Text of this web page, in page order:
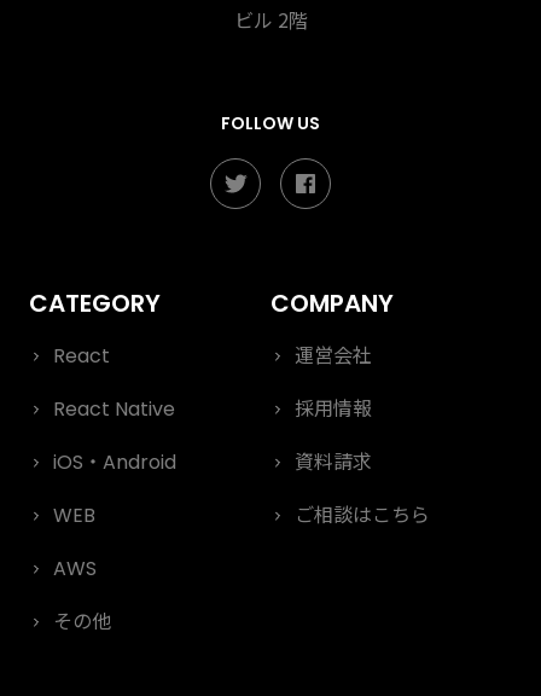
ビル 2階
FOLLOW US
React
React Native
iOS・Android
WEB
AWS
その他
運営会社
採用情報
資料請求
ご相談はこちら